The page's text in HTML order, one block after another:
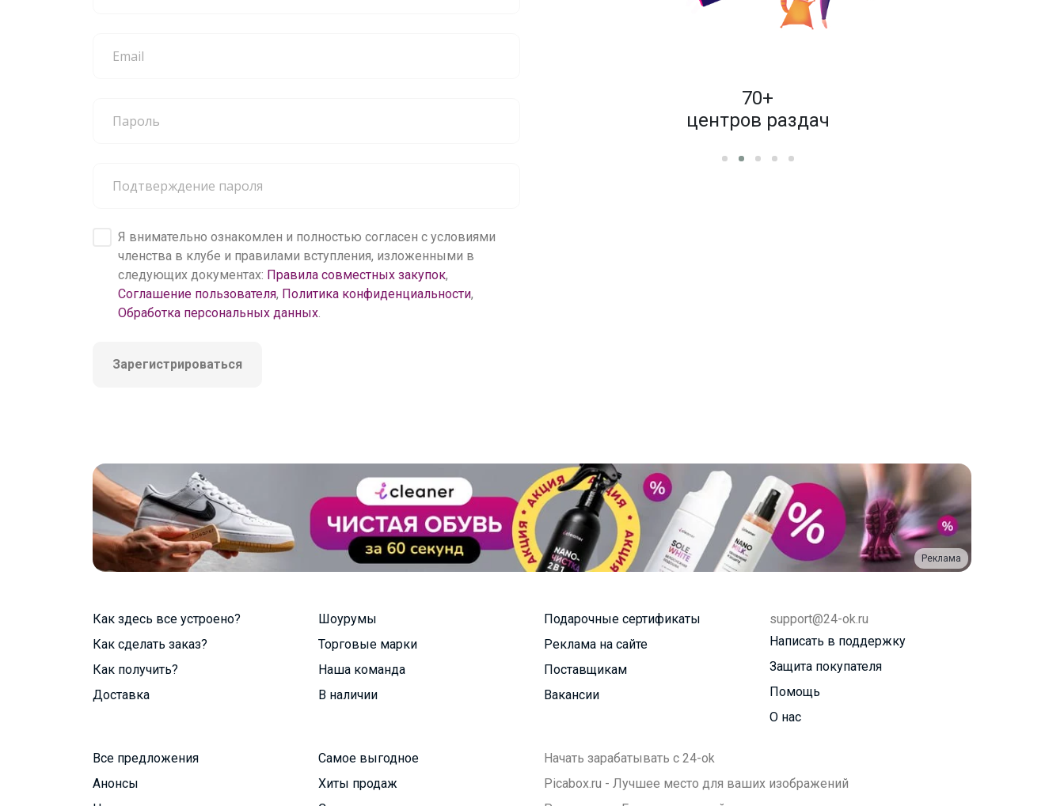
Я внимательно ознакомлен и полностью согласен с условиями
членства в клубе и правилами вступления, изложенными в
следующих документах: Правила совместных закупок,
Соглашение пользователя, Политика конфиденциальности,
Обработка персональных данных.
Зарегистрироваться
пользователей
70+
центров раздач
Реклама
Как здесь все устроено?
Как сделать заказ?
Как получить?
Доставка
Шоурумы
Торговые марки
Наша команда
В наличии
Подарочные сертификаты
Реклама на сайте
Поставщикам
Вакансии
support@24-ok.ru
Написать в поддержку
Защита покупателя
Помощь
О нас
Все предложения
Анонсы
Самое выгодное
Хиты продаж
Начать зарабатывать с 24-ok
Picabox.ru - Лучшее место для ваших изображений